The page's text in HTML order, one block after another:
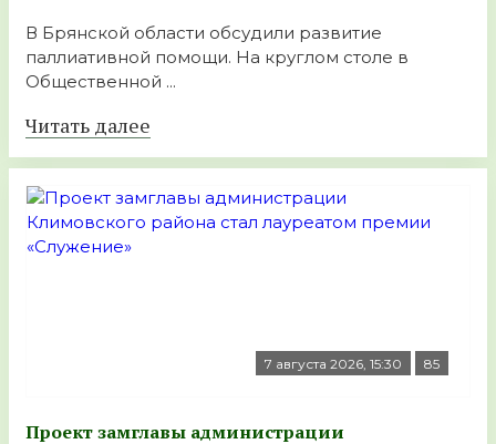
В Брянской области обсудили развитие
паллиативной помощи. На круглом столе в
Общественной ...
Читать далее
7 августа 2026, 15:30 85
Проект замглавы администрации